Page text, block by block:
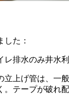
た：
レ排水のみ井水
立上げ管は、
テープが破れ